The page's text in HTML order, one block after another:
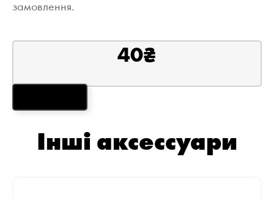
замовлення.
40₴
Інші аксессуари